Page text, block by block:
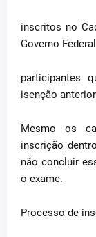
inscritos no
Governo
participantes
isenção
Mesmo os
inscrição
não concluir
o exame.
Processo de